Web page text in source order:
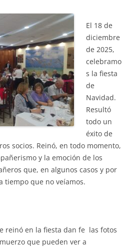
El 18 de
diciembre
de 2025,
celebramo
s la fiesta
de
Navidad.
Resultó
todo un
éxito de
socios. Reinó, en todo momento,
y la emoción de los
que, en algunos casos y por
tiempo que no veíamos.
reinó en la fiesta dan fe las fotos
que pueden ver a